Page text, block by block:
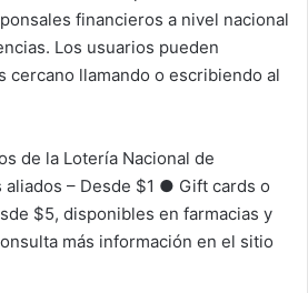
financieros a nivel nacional
Los usuarios pueden
cercano llamando o escribiendo al
de la Lotería Nacional de
– Desde $1 ● Gift cards o
$5, disponibles en farmacias y
más información en el sitio